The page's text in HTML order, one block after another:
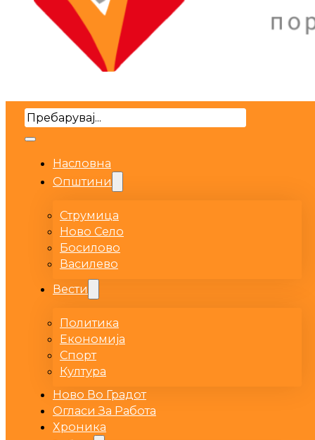
Search
Насловна
Општини
Струмица
Ново Село
Босилово
Василево
Вести
Политика
Економија
Спорт
Култура
Ново Во Градот
Огласи За Работа
Хроника